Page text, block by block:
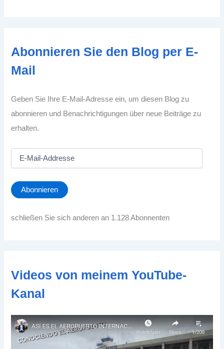
Abonnieren Sie den Blog per E-
Mail
Geben Sie Ihre E-Mail-Adresse ein, um diesen Blog zu
abonnieren und Benachrichtigungen über neue Beiträge zu
erhalten.
a
i
A
s
e
Abonnieren
schließen Sie sich anderen an 1.128 Abonnenten
Videos von meinem YouTube-
Kanal